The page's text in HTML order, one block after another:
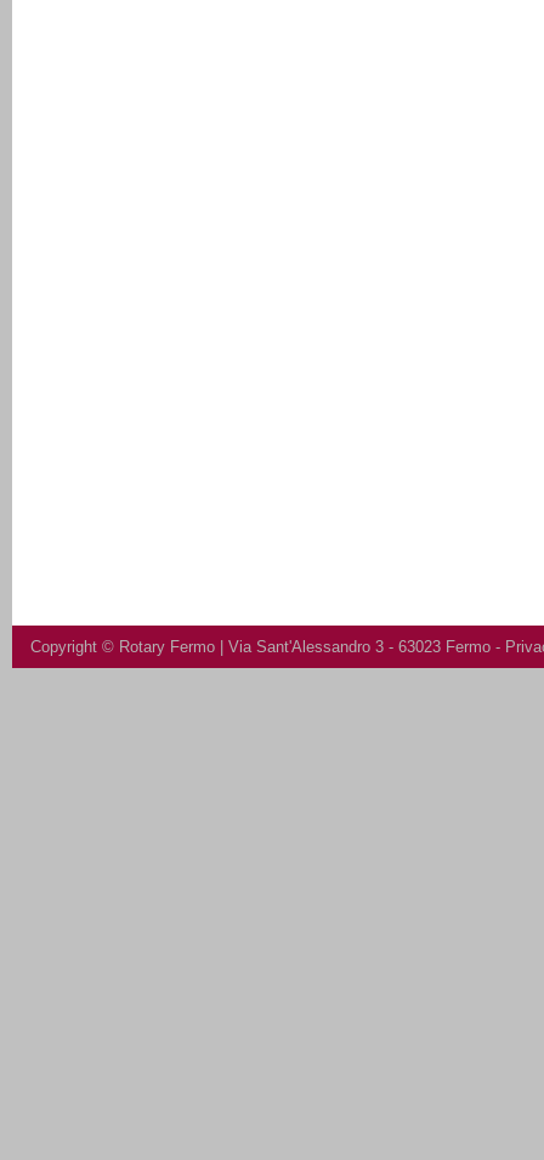
Copyright © Rotary Fermo | Via Sant'Alessandro 3 - 63023 Fermo -